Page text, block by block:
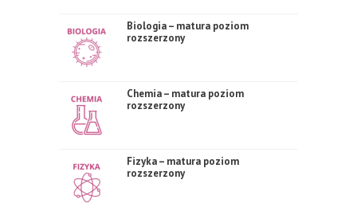
Biologia – matura poziom
rozszerzony
Chemia – matura poziom
rozszerzony
Fizyka – matura poziom
rozszerzony